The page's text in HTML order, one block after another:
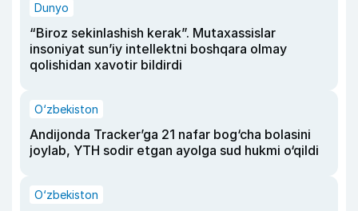
Dunyo
“Biroz sekinlashish kerak”. Mutaxassislar
insoniyat sun’iy intellektni boshqara olmay
qolishidan xavotir bildirdi
O‘zbekiston
Andijonda Tracker’ga 21 nafar bog‘cha bolasini
joylab, YTH sodir etgan ayolga sud hukmi o‘qildi
O‘zbekiston